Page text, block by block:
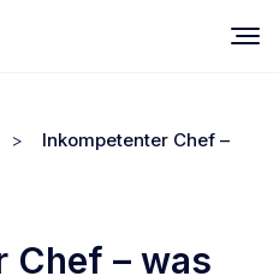
>
Inkompetenter Chef –
Chef – was